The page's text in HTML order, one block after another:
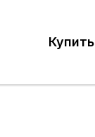
Купить